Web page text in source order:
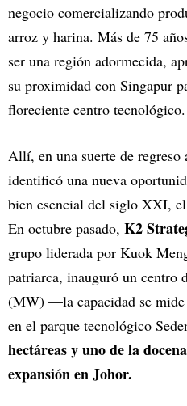
negocio comercializando
arroz y harina. Más de 75
ser una región adormecida,
su proximidad con Singapur
floreciente centro tecnológico.
Allí, en una suerte de regreso
identificó una nueva
bien esencial del siglo XXI, el
En octubre pasado, K2
grupo liderada por Kuok
patriarca, inauguró un centro
(MW) —la capacidad se
en el parque tecnológico
hectáreas y uno de la
expansión en Johor.